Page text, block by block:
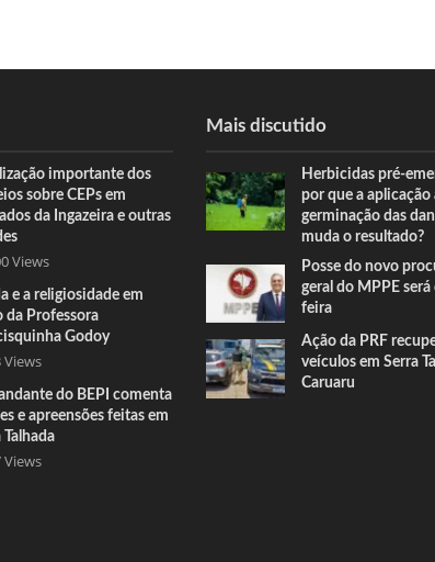
importante dos
sobre CEPs em
da Ingazeira e outras
Views
e a religiosidade em
da Professora
Godoy
Views
do BEPI comenta
e apreensões feitas em
Talhada
Views
Mais discutido
Herbicidas pré-
por que a aplicação
germinação das
muda o resultado?
Posse do novo
geral do MPPE
feira
Ação da PRF
veículos em Serra
Caruaru